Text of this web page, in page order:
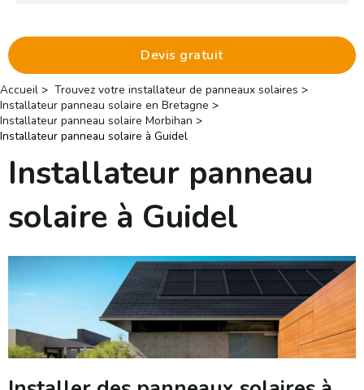
Devis gratuit
Accueil
Trouvez votre installateur de panneaux solaires
Installateur panneau solaire en Bretagne
Installateur panneau solaire Morbihan
Installateur panneau solaire à Guidel
Installateur panneau
solaire à Guidel